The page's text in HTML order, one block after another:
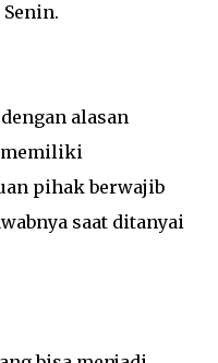
alasan
memiliki
pihak berwajib
saat ditanyai